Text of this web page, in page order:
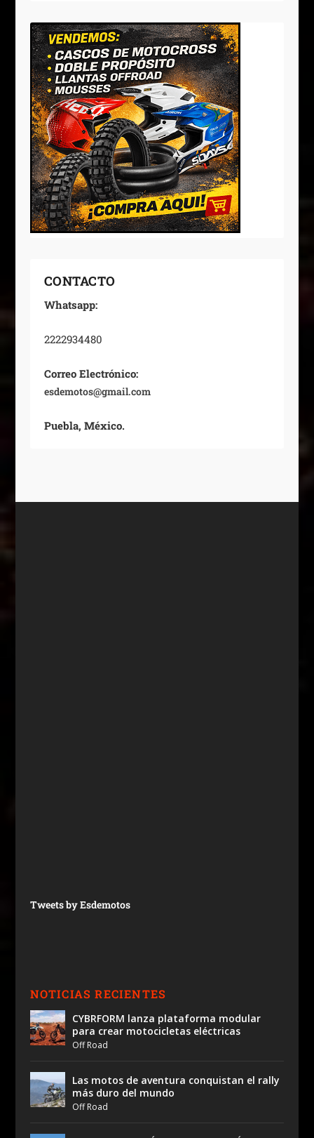
CONTACTO
Whatsapp:
2222934480
Correo Electrónico:
esdemotos@gmail.com
Puebla, México.
Tweets by Esdemotos
NOTICIAS RECIENTES
CYBRFORM lanza plataforma modular
para crear motocicletas eléctricas
Off Road
Las motos de aventura conquistan el rally
más duro del mundo
Off Road